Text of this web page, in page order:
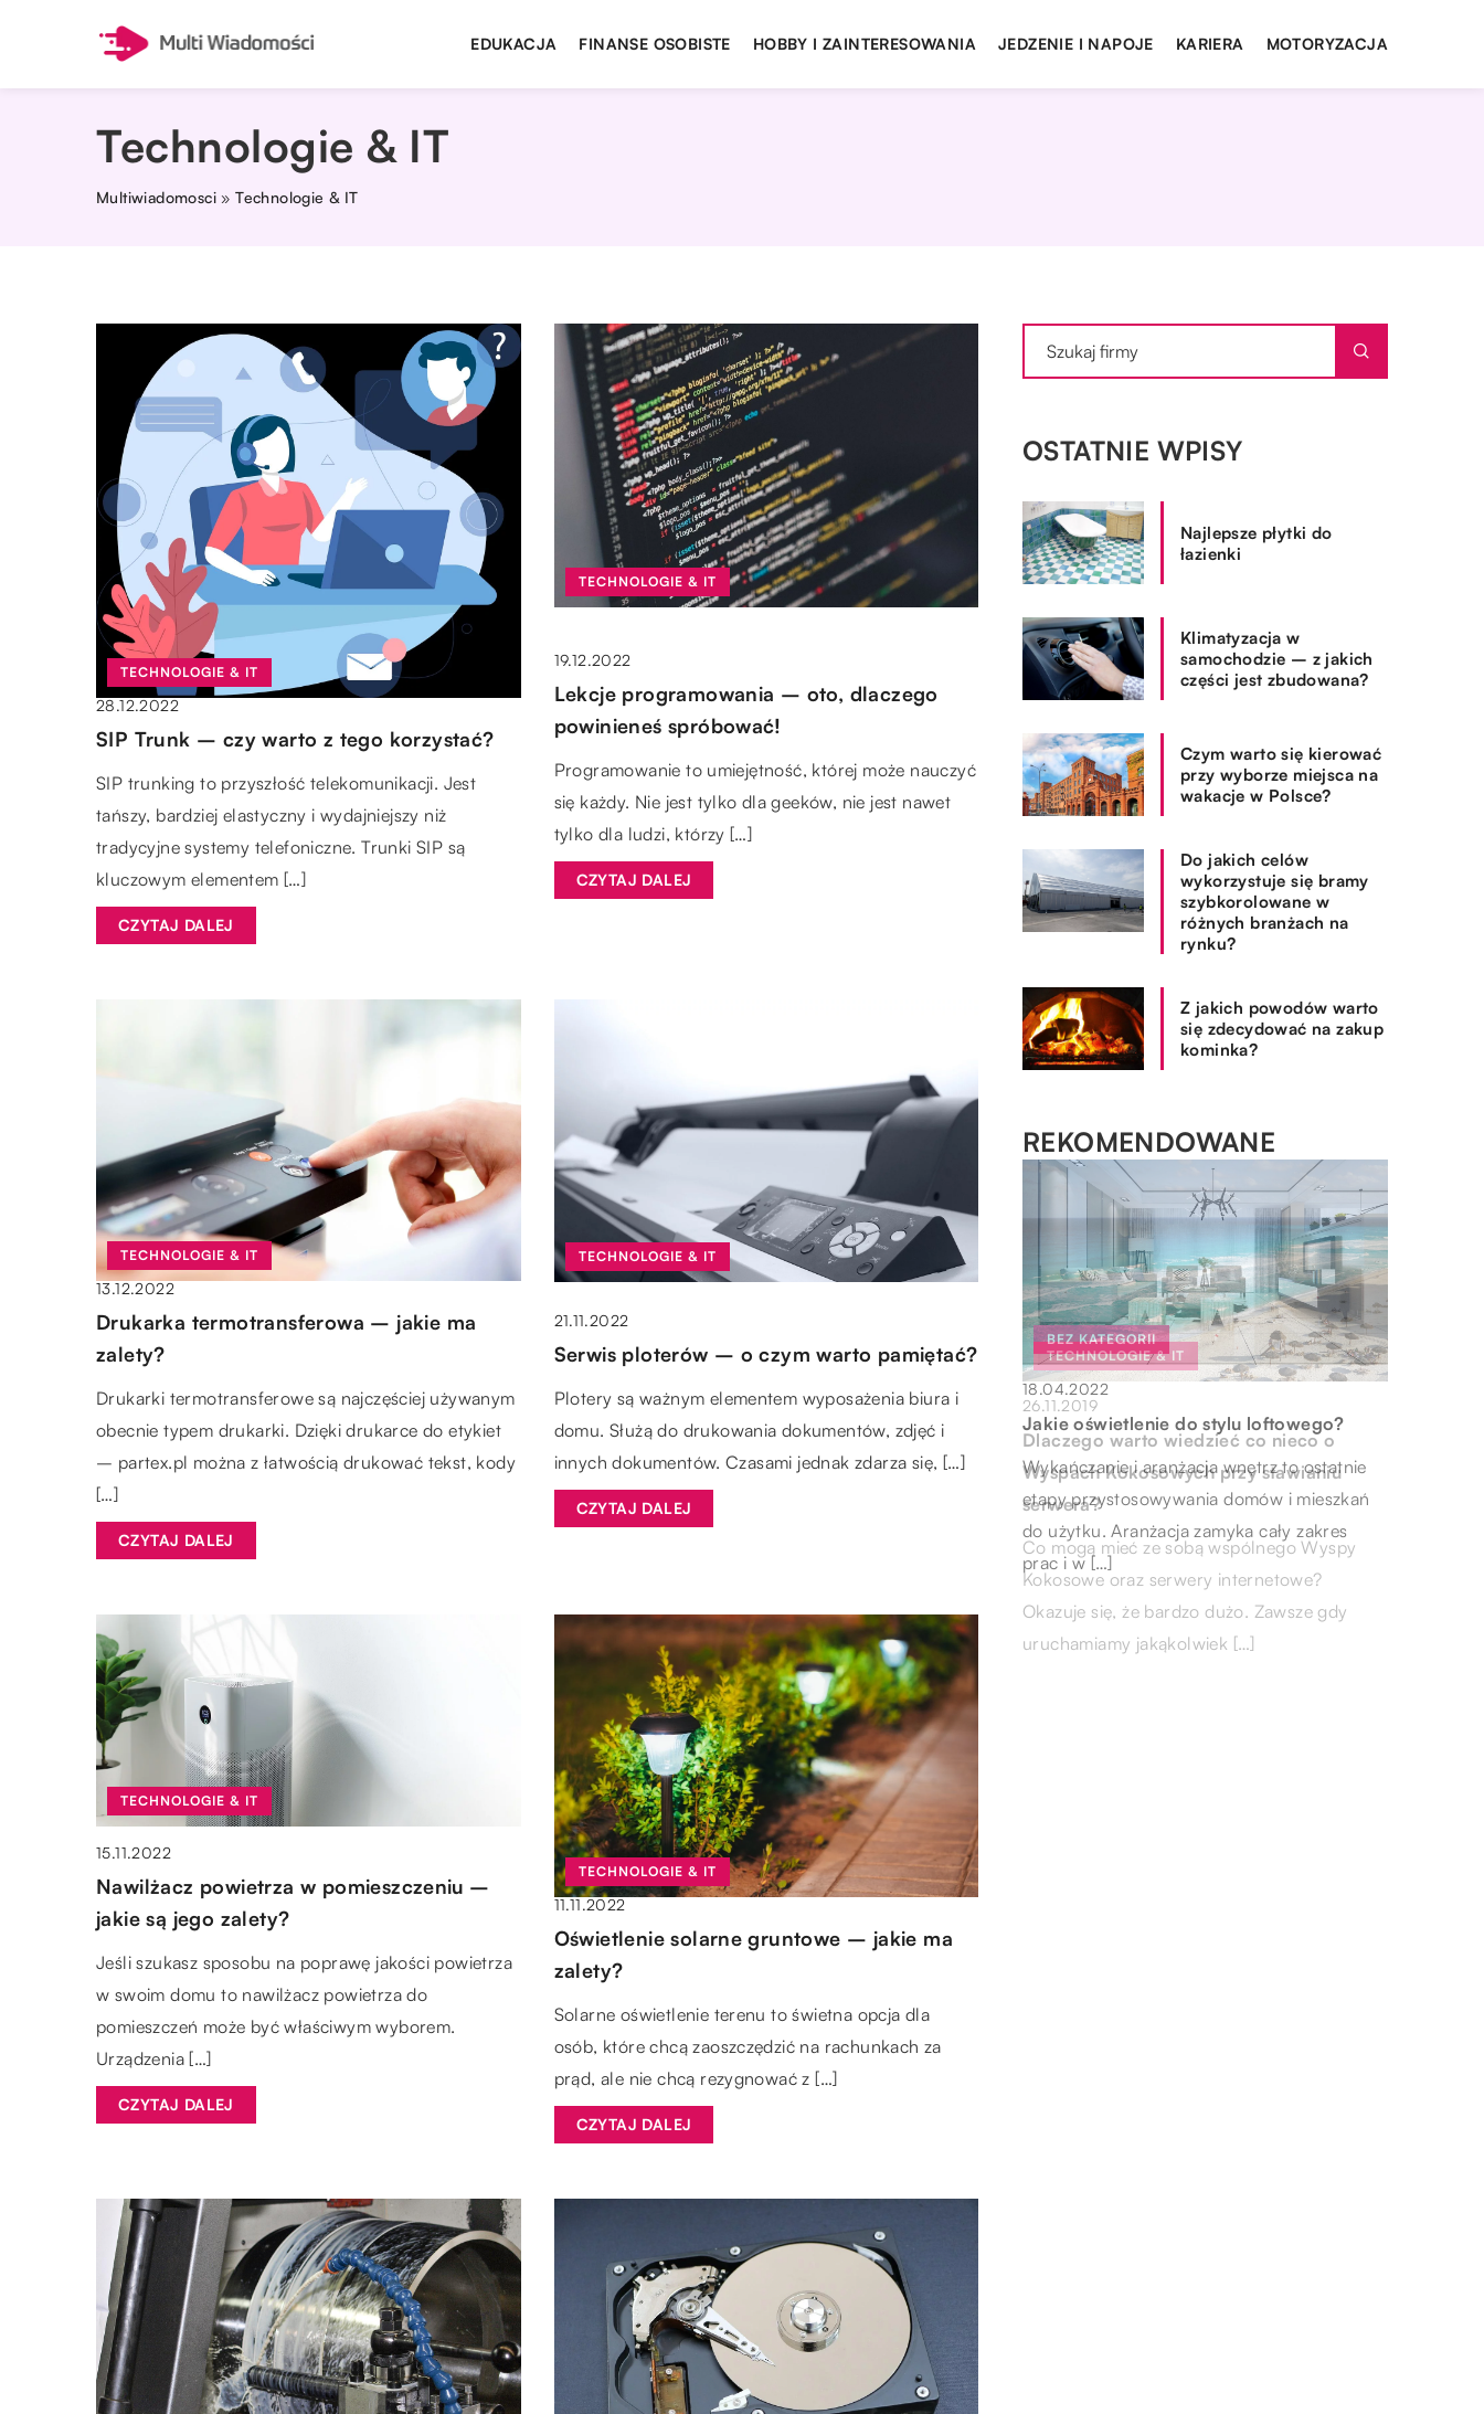
EDUKACJA FINANSE OSOBISTE HOBBY I ZAINTERESOWANIA JEDZENIE I NAPOJE KARIERA MOTORYZACJA
Technologie & IT
Multiwiadomosci »Technologie & IT
TECHNOLOGIE & IT
28.12.2022
SIP Trunk – czy warto z tego korzystać?
SIP trunking to przyszłość telekomunikacji. Jest
tańszy, bardziej elastyczny i wydajniejszy niż
tradycyjne systemy telefoniczne. Trunki SIP są
kluczowym elementem […]
CZYTAJ DALEJ
TECHNOLOGIE & IT
19.12.2022
Lekcje programowania – oto, dlaczego
powinieneś spróbować!
Programowanie to umiejętność, której może nauczyć
się każdy. Nie jest tylko dla geeków, nie jest nawet
tylko dla ludzi, którzy […]
CZYTAJ DALEJ
TECHNOLOGIE & IT
13.12.2022
Drukarka termotransferowa – jakie ma
zalety?
Drukarki termotransferowe są najczęściej używanym
obecnie typem drukarki. Dzięki drukarce do etykiet
– partex.pl można z łatwością drukować tekst, kody
[…]
CZYTAJ DALEJ
TECHNOLOGIE & IT
21.11.2022
Serwis ploterów – o czym warto pamiętać?
Plotery są ważnym elementem wyposażenia biura i
domu. Służą do drukowania dokumentów, zdjęć i
innych dokumentów. Czasami jednak zdarza się, […]
CZYTAJ DALEJ
TECHNOLOGIE & IT
15.11.2022
Nawilżacz powietrza w pomieszczeniu –
jakie są jego zalety?
Jeśli szukasz sposobu na poprawę jakości powietrza
w swoim domu to nawilżacz powietrza do
pomieszczeń może być właściwym wyborem.
Urządzenia […]
CZYTAJ DALEJ
TECHNOLOGIE & IT
11.11.2022
Oświetlenie solarne gruntowe – jakie ma
zalety?
Solarne oświetlenie terenu to świetna opcja dla
osób, które chcą zaoszczędzić na rachunkach za
prąd, ale nie chcą rezygnować z […]
CZYTAJ DALEJ
OSTATNIE WPISY
Najlepsze płytki do
łazienki
Klimatyzacja w
samochodzie – z jakich
części jest zbudowana?
Czym warto się kierować
przy wyborze miejsca na
wakacje w Polsce?
Do jakich celów
wykorzystuje się bramy
szybkorolowane w
różnych branżach na
rynku?
Z jakich powodów warto
się zdecydować na zakup
kominka?
REKOMENDOWANE
OGRÓD I DOM
15.10.2019
Najlepsze płytki do łazienki
Nowoczesna łazienka powinna zapewniać
wysoką funkcjonalność oraz wygodę
użytkowania dla wszystkich domowników.
Mamy obecnie w sklepach z wyposażeniem
BEZ KATEGORII
18.04.2022
Jakie oświetlenie do stylu loftowego?
Wykańczanie i aranżacja wnętrz to ostatnie
etapy przystosowywania domów i mieszkań
do użytku. Aranżacja zamyka cały zakres
prac i w […]
TECHNOLOGIE & IT
26.11.2019
Dlaczego warto wiedzieć co nieco o
Wyspach Kokosowych przy stawianiu
serwera?
Co mogą mieć ze sobą wspólnego Wyspy
Kokosowe oraz serwery internetowe?
Okazuje się, że bardzo dużo. Zawsze gdy
uruchamiamy jakąkolwiek […]
SPOSÓB ŻYCIA I STYL
06.06.2020
Zegarek do pracy? Kilka najważniejszych
cech jakie powinien posiadać
Podczas wyboru zegarka męskiego, przede
wszystkim należy zwrócić uwagę na styl
osoby, która będzie jego właścicielem.
Drugim ważnym aspektem jest […]